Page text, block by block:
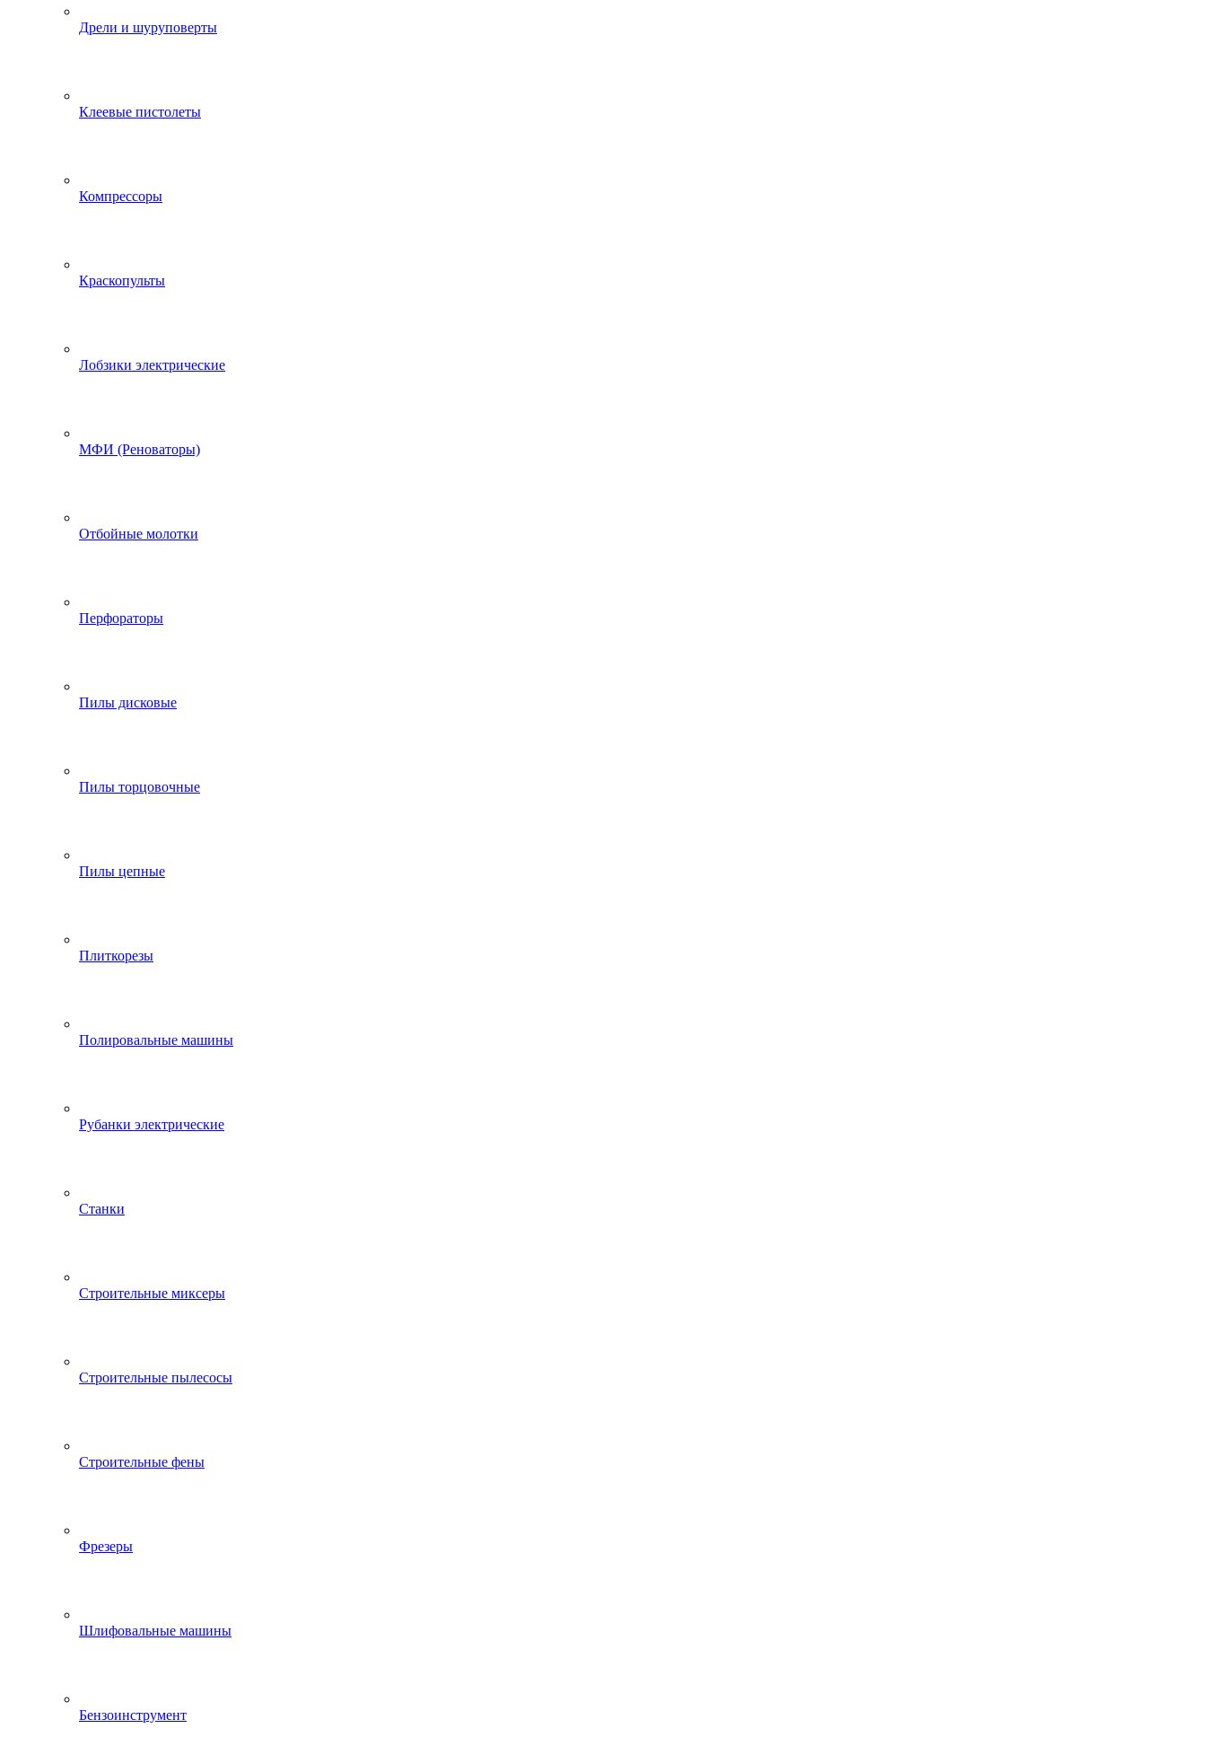
Дрели и шуруповерты
Клеевые пистолеты
Компрессоры
Краскопульты
Лобзики электрические
МФИ (Реноваторы)
Отбойные молотки
Перфораторы
Пилы дисковые
Пилы торцовочные
Пилы цепные
Плиткорезы
Полировальные машины
Рубанки электрические
Станки
Строительные миксеры
Строительные пылесосы
Строительные фены
Фрезеры
Шлифовальные машины
Бензоинструмент